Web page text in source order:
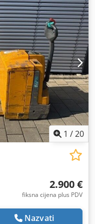
1 /20
2.900 €
fiksna cijena plus PDV
Nazvati